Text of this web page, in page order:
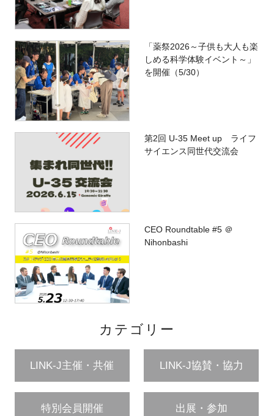
「薬祭2026～子供も大人も楽
しめる科学体験イベント～」
を開催（5/30）
第2回 U-35 Meet up ライフ
サイエンス同世代交流会
CEO Roundtable #5 ＠
Nihonbashi
カテゴリー
LINK-J主催・共催 LINK-J協賛・協力
特別会員開催 出展・参加